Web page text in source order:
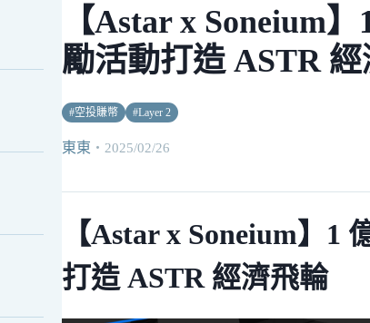
【Astar x Soneium
勵活動打造 ASTR
#空投賺幣 #Layer 2
東東 ・ 2025/02/26
【Astar x Soneium】1
打造 ASTR 經濟飛輪